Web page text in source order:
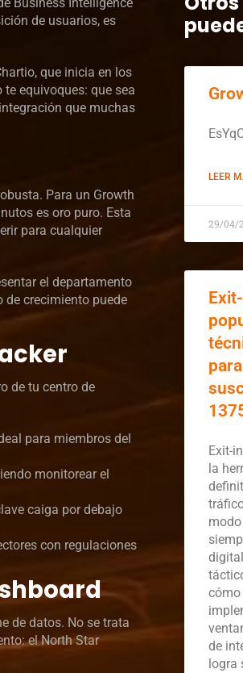
de usuarios, es
que inicia en los
equivoques: que sea
que muchas
Para un Growth
es oro puro. Esta
para cualquier
el departamento
de crecimiento puede
de tu centro de
para miembros del
monitorear el
caiga por debajo
con regulaciones
de datos. No se trata
el North Star
LEER
29/04/
Exit-
la
cómo
de
logra